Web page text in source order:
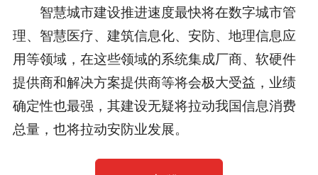
智慧城市建设推进速度最快将在数字城市管
理、智慧医疗、建筑信息化、安防、地理信息应
用等领域，在这些领域的系统集成厂商、软硬件
提供商和解决方案提供商等将会极大受益，业绩
确定性也最强，其建设无疑将拉动我国信息消费
总量，也将拉动安防业发展。